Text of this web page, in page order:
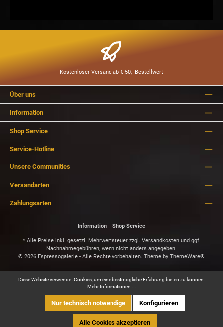
Kostenloser Versand ab € 50,- Bestellwert
Über uns
Information
Shop Service
Service-Hotline
Unsere Communities
Versandarten
Zahlungsarten
Information Shop Service
* Alle Preise inkl. gesetzl. Mehrwertsteuer zzgl. Versandkostenund ggf.
Nachnahmegebühren, wenn nicht anders angegeben.
© 2026 Espressogalerie - Alle Rechte vorbehalten. Theme by ThemeWare®
Diese Website verwendet Cookies, um eine bestmögliche Erfahrung bieten zu können.
Mehr Informationen ...
Nur technisch notwendige Konfigurieren
Alle Cookies akzeptieren